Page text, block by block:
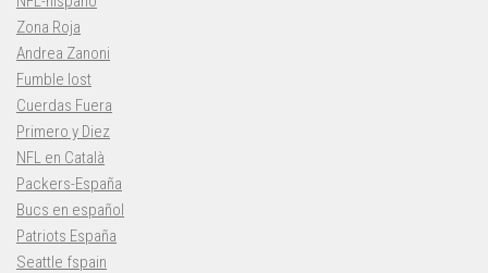
Zona Roja
Andrea Zanoni
Fumble lost
Cuerdas Fuera
Primero y Diez
NFL en Català
Packers-España
Bucs en español
Patriots España
Seattle fspain